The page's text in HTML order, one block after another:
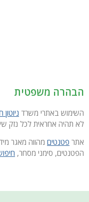
הבהרה משפטית
השימוש באתרי משרד
לא תהיה אחראית לכל נזק
אתר פטנטים מהווה מאגר
הפטנטים, סימני מסחר,